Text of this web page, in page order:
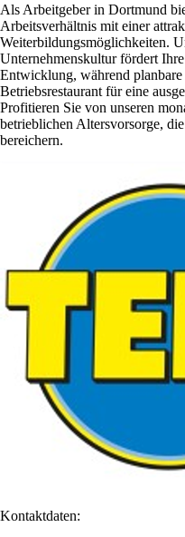
Als Arbeitgeber in Dortmund
Arbeitsverhältnis mit einer
Weiterbildungsmöglichkeiten.
Unternehmenskultur fördert
Entwicklung, während
Betriebsrestaurant für eine
Profitieren Sie von unseren
betrieblichen Altersvorsorge,
bereichern.
Kontaktdaten: